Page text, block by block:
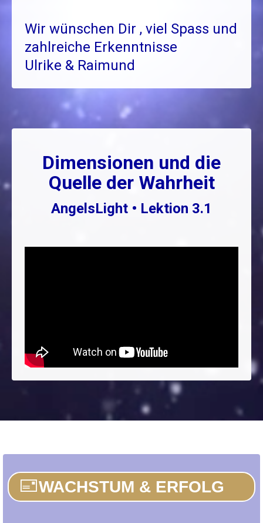
Wir wünschen Dir , viel Spass und
zahlreiche Erkenntnisse
Ulrike & Raimund
Dimensionen und die
Quelle der Wahrheit
AngelsLight • Lektion 3.1
WACHSTUM & ERFOLG